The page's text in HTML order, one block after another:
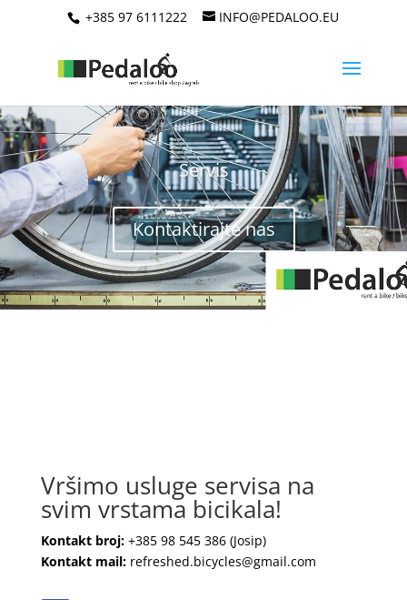
+385 97 6111222 INFO@PEDALOO.EU
Servis
Kontaktirajte nas
Vršimo usluge servisa na
svim vrstama bicikala!
Kontakt broj: +385 98 545 386(Josip)
Kontakt mail: refreshed.bicycles@gmail.com